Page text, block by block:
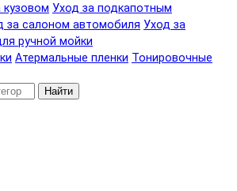
кузовом Уход за подкапотным
за салоном автомобиля Уход за
ручной мойки
Атермальные пленки Тонировочные
Найти